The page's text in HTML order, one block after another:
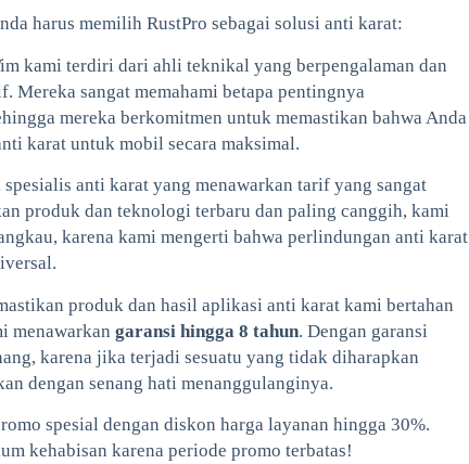
harus memilih RustPro sebagai solusi anti karat:
kami terdiri dari ahli teknikal yang berpengalaman dan
Mereka sangat memahami betapa pentingnya
mereka berkomitmen untuk memastikan bahwa Anda
karat untuk mobil secara maksimal.
spesialis anti karat yang menawarkan tarif yang sangat
produk dan teknologi terbaru dan paling canggih, kami
karena kami mengerti bahwa perlindungan anti karat
produk dan hasil aplikasi anti karat kami bertahan
menawarkan garansi hingga 8 tahun. Dengan garansi
karena jika terjadi sesuatu yang tidak diharapkan
dengan senang hati menanggulanginya.
spesial dengan diskon harga layanan hingga 30%.
kehabisan karena periode promo terbatas!